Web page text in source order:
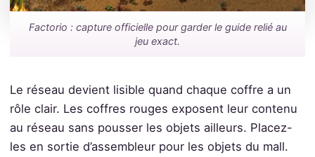
Factorio : capture officielle pour garder le guide relié au
jeu exact.
Le réseau devient lisible quand chaque coffre a un
rôle clair. Les coffres rouges exposent leur contenu
au réseau sans pousser les objets ailleurs. Placez-
les en sortie d’assembleur pour les objets du mall.